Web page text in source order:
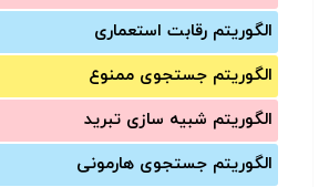
الگوریتم رقابت استعماری
الگوریتم جستجوی ممنوع
الگوریتم شبیه سازی تبرید
الگوریتم جستجوی هارمونی